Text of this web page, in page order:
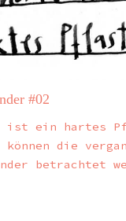
#02
ist ein hartes
die
betrachtet